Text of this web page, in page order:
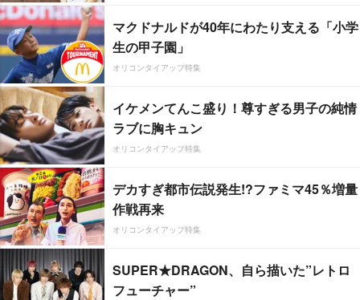
マクドナルドが40年にわたり支える「小学
生の甲子園」
オリコンタイアップ特集
イケメンてんこ盛り！尊すぎる男子の純情
ラブに胸キュン
オリコンタイアップ特集
デカすぎ都市伝説発生!?ファミマ45％増量
作戦再来
オリコンタイアップ特集
SUPER★DRAGON、自ら描いた”レトロ
フューチャー”